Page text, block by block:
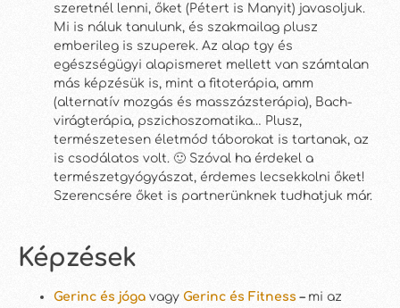
szeretnél lenni, őket (Pétert is Manyit) javasoljuk.
Mi is náluk tanulunk, és szakmailag plusz
emberileg is szuperek. Az alap tgy és
egészségügyi alapismeret mellett van számtalan
más képzésük is, mint a fitoterápia, amm
(alternatív mozgás és masszázsterápia), Bach-
virágterápia, pszichoszomatika… Plusz,
természetesen életmód táborokat is tartanak, az
is csodálatos volt. 🙂 Szóval ha érdekel a
természetgyógyászat, érdemes lecsekkolni őket!
Szerencsére őket is partnerünknek tudhatjuk már.
Képzések
Gerinc és jóga vagy Gerinc és Fitness – mi az